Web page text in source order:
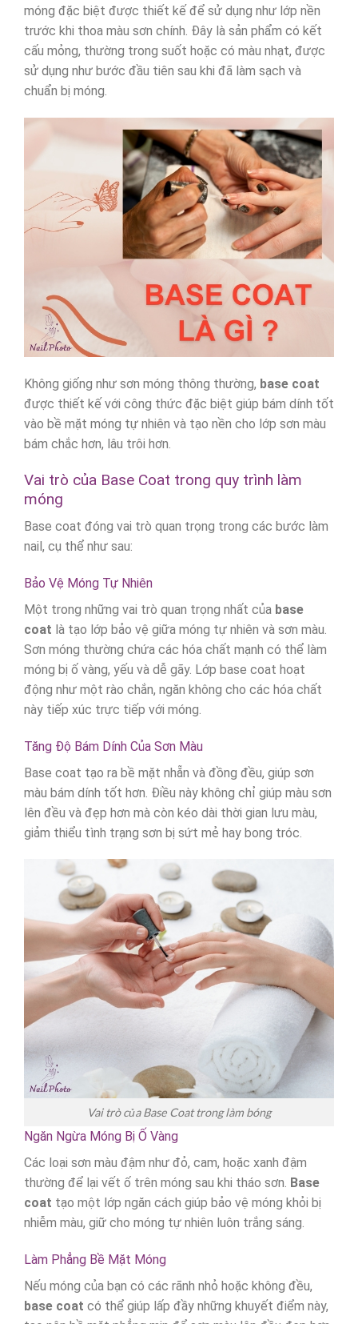
móng đặc biệt được thiết kế để sử dụng như lớp nền
trước khi thoa màu sơn chính. Đây là sản phẩm có kết
cấu mỏng, thường trong suốt hoặc có màu nhạt, được
sử dụng như bước đầu tiên sau khi đã làm sạch và
chuẩn bị móng.
Không giống như sơn móng thông thường, base coat
được thiết kế với công thức đặc biệt giúp bám dính tốt
vào bề mặt móng tự nhiên và tạo nền cho lớp sơn màu
bám chắc hơn, lâu trôi hơn.
Vai trò của Base Coat trong quy trình làm
móng
Base coat đóng vai trò quan trọng trong các bước làm
nail, cụ thể như sau:
Bảo Vệ Móng Tự Nhiên
Một trong những vai trò quan trọng nhất của base
coat là tạo lớp bảo vệ giữa móng tự nhiên và sơn màu.
Sơn móng thường chứa các hóa chất mạnh có thể làm
móng bị ố vàng, yếu và dễ gãy. Lớp base coat hoạt
động như một rào chắn, ngăn không cho các hóa chất
này tiếp xúc trực tiếp với móng.
Tăng Độ Bám Dính Của Sơn Màu
Base coat tạo ra bề mặt nhẵn và đồng đều, giúp sơn
màu bám dính tốt hơn. Điều này không chỉ giúp màu sơn
lên đều và đẹp hơn mà còn kéo dài thời gian lưu màu,
giảm thiểu tình trạng sơn bị sứt mẻ hay bong tróc.
Vai trò của Base Coat trong làm bóng
Ngăn Ngừa Móng Bị Ố Vàng
Các loại sơn màu đậm như đỏ, cam, hoặc xanh đậm
thường để lại vết ố trên móng sau khi tháo sơn. Base
coat tạo một lớp ngăn cách giúp bảo vệ móng khỏi bị
nhiễm màu, giữ cho móng tự nhiên luôn trắng sáng.
Làm Phẳng Bề Mặt Móng
Nếu móng của bạn có các rãnh nhỏ hoặc không đều,
base coat có thể giúp lấp đầy những khuyết điểm này,